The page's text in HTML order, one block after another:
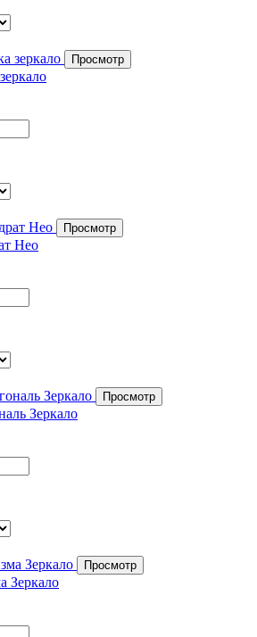
Просмотр
Просмотр
Нео
Просмотр
Зеркало
Просмотр